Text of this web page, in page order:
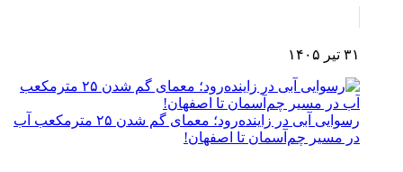
۳۱ تیر ۱۴۰۵
رسوایی آبی در زاینده‌رود؛ معمای گم شدن ۲۵ مترمکعب آب
در مسیر چم‌آسمان تا اصفهان!